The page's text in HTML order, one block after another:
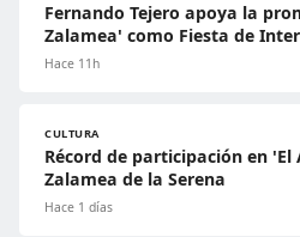
Fernando Tejero apoya la
Zalamea' como Fiesta de
Hace 11h
CULTURA
Récord de participación en
Zalamea de la Serena
Hace 1 días